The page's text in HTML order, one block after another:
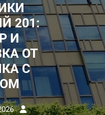
201:
И
ОТ
С